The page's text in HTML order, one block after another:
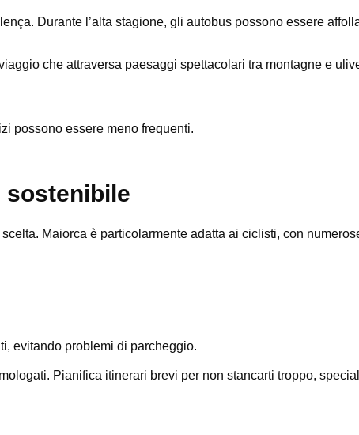
Durante l’alta stagione, gli autobus possono essere
che attraversa paesaggi spettacolari tra montagne e
possono essere meno frequenti.
sostenibile
Maiorca è particolarmente adatta ai ciclisti, con
evitando problemi di parcheggio.
Pianifica itinerari brevi per non stancarti troppo,